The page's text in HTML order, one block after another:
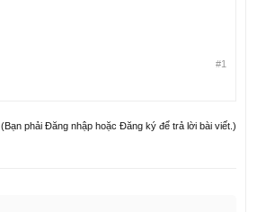
#1
(Bạn phải Đăng nhập hoặc Đăng ký để trả lời bài viết.)